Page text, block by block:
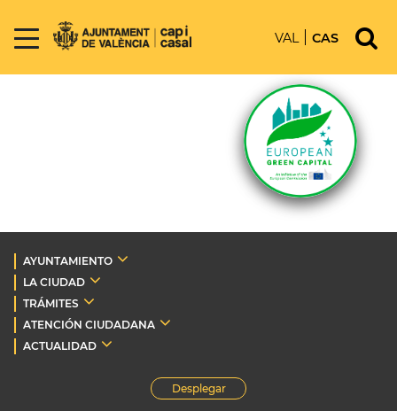
VAL CAS
AYUNTAMIENTO
LA CIUDAD
TRÁMITES
ATENCIÓN CIUDADANA
ACTUALIDAD
Desplegar